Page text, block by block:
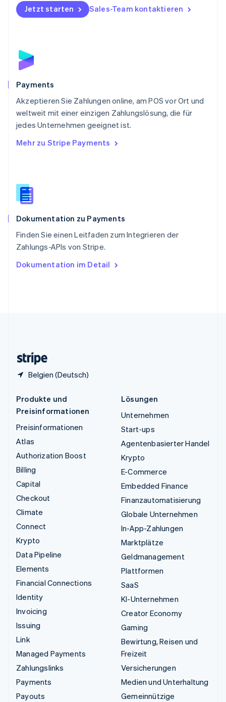
Jetzt starten Sales-Team kontaktieren
Payments
Akzeptieren Sie Zahlungen online, am POS vor Ort und
weltweit mit einer einzigen Zahlungslösung, die für
jedes Unternehmen geeignet ist.
Mehr zu Stripe Payments
Dokumentation zu Payments
Finden Sie einen Leitfaden zum Integrieren der
Zahlungs-APIs von Stripe.
Dokumentation im Detail
Belgien (Deutsch)
English
Portugal
Schweden
Schweiz
Singapur
English简体中文
Slowakei
Slowenien
English
Spanien
Thailand
Tschechische Republik
English
English
Produkte und
Preisinformationen
Preisinformationen
Atlas
Authorization Boost
Billing
Capital
Checkout
Climate
Connect
Krypto
Data Pipeline
Elements
Financial Connections
Identity
Invoicing
Issuing
Link
Managed Payments
Zahlungslinks
Payments
Payouts
Lösungen
Unternehmen
Start-ups
Agentenbasierter Handel
Krypto
E-Commerce
Embedded Finance
Finanzautomatisierung
Globale Unternehmen
In-App-Zahlungen
Marktplätze
Geldmanagement
Plattformen
SaaS
KI-Unternehmen
Creator Economy
Gaming
Bewirtung, Reisen und
Freizeit
Versicherungen
Medien und Unterhaltung
Gemeinnützige